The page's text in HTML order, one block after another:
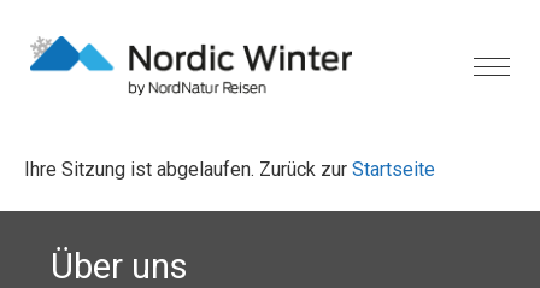
Ihre Sitzung ist abgelaufen. Zurück zur Startseite
Über uns